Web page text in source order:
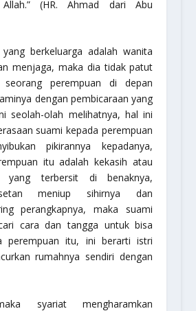
(HR. Ahmad dari Abu
berkeluarga adalah wanita
menjaga, maka dia tidak patut
seorang perempuan di depan
dengan pembicaraan yang
seolah-olah melihatnya, hal ini
suami kepada perempuan
pikirannya kepadanya,
itu adalah kekasih atau
yang terbersit di benaknya,
meniup sihirnya dan
perangkapnya, maka suami
cara dan tangga untuk bisa
perempuan itu, ini berarti istri
rumahnya sendiri dengan
syariat mengharamkan